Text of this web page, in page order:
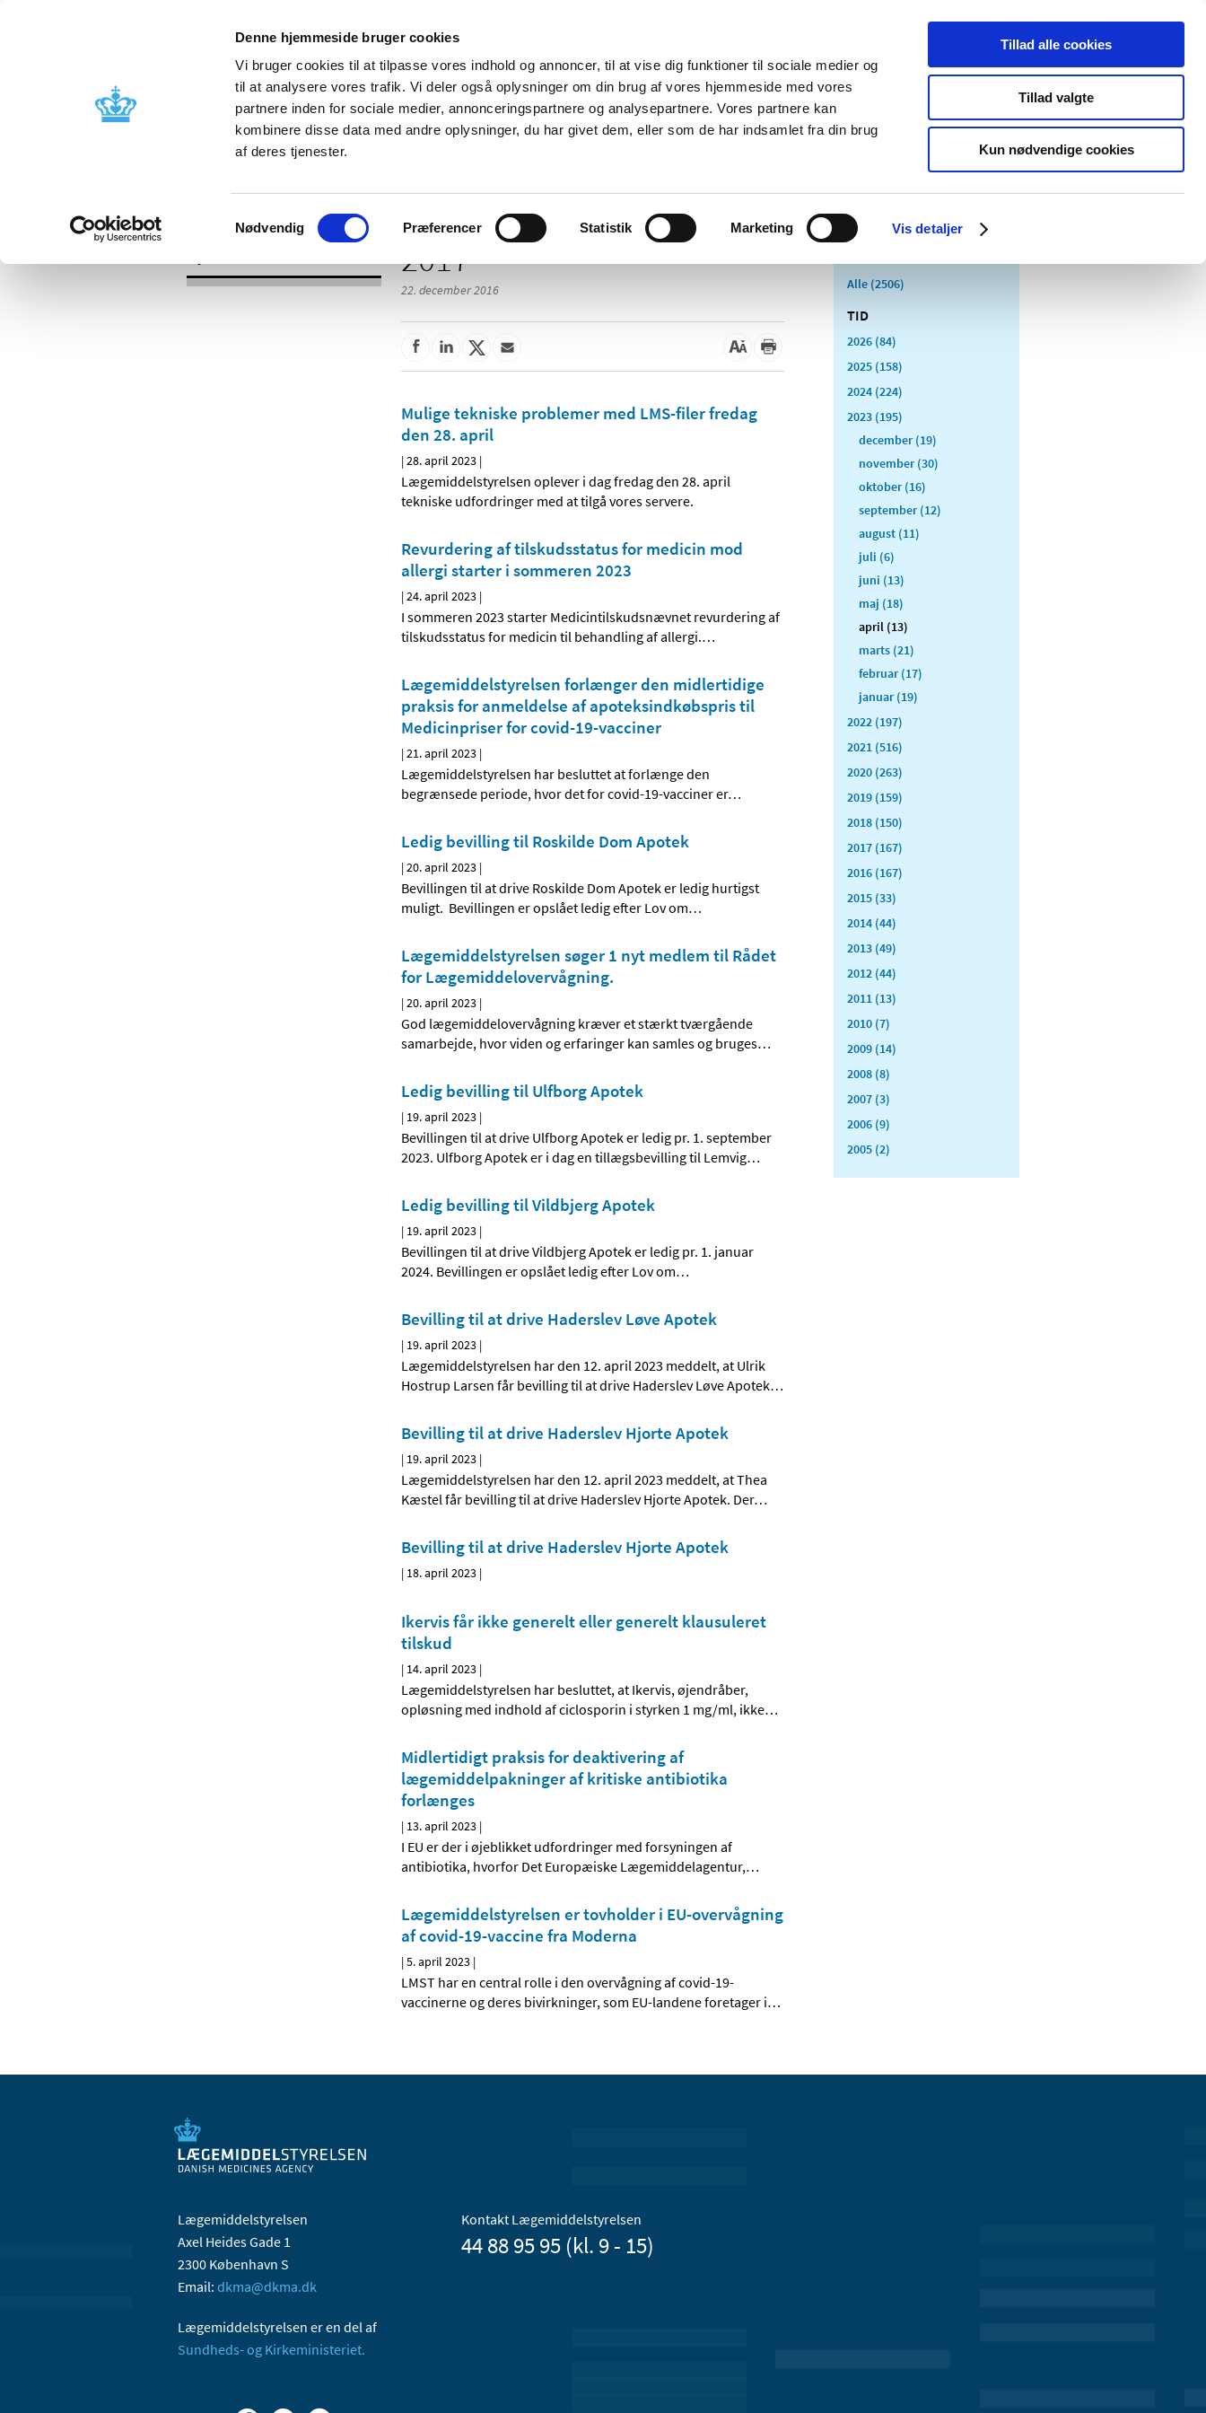
Denne hjemmeside bruger cookies
Vi bruger cookies til at tilpasse vores indhold og annoncer, til at vise dig funktioner til sociale medier og
til at analysere vores trafik. Vi deler også oplysninger om din brug af vores hjemmeside med vores
partnere inden for sociale medier, annonceringspartnere og analysepartnere. Vores partnere kan
kombinere disse data med andre oplysninger, du har givet dem, eller som de har indsamlet fra din brug
af deres tjenester.
Samtykkevalg
Nødvendig Præferencer Statistik Marketing Vis detaljer
Tillad alle cookies
Tillad valgte
Kun nødvendige cookies
Nyheder Om os Kontakt Udgivelser
Godkendelse og
Bivirkninger og
produktinformation
Tilskud og
Apoteker og salg af
Medicinsk
Særlige
produktområder
2017
22. december 2016
Mulige tekniske problemer med LMS-filer fredag
den 28. april
|28. april 2023 |
Lægemiddelstyrelsen oplever i dag fredag den 28. april
tekniske udfordringer med at tilgå vores servere.
Revurdering af tilskudsstatus for medicin mod
allergi starter i sommeren 2023
|24. april 2023 |
I sommeren 2023 starter Medicintilskudsnævnet revurdering af
tilskudsstatus for medicin til behandling af allergi.…
Lægemiddelstyrelsen forlænger den midlertidige
praksis for anmeldelse af apoteksindkøbspris til
Medicinpriser for covid-19-vacciner
|21. april 2023 |
Lægemiddelstyrelsen har besluttet at forlænge den
begrænsede periode, hvor det for covid-19-vacciner er…
Ledig bevilling til Roskilde Dom Apotek
|20. april 2023 |
Bevillingen til at drive Roskilde Dom Apotek er ledig hurtigst
muligt. Bevillingen er opslået ledig efter Lov om…
Lægemiddelstyrelsen søger 1 nyt medlem til Rådet
for Lægemiddelovervågning.
|20. april 2023 |
God lægemiddelovervågning kræver et stærkt tværgående
samarbejde, hvor viden og erfaringer kan samles og bruges…
Ledig bevilling til Ulfborg Apotek
| 19. april 2023 |
Bevillingen til at drive Ulfborg Apotek er ledig pr. 1. september
2023. Ulfborg Apotek er i dag en tillægsbevilling til Lemvig…
Ledig bevilling til Vildbjerg Apotek
| 19. april 2023 |
Bevillingen til at drive Vildbjerg Apotek er ledig pr. 1. januar
2024. Bevillingen er opslået ledig efter Lov om…
Bevilling til at drive Haderslev Løve Apotek
| 19. april 2023 |
Lægemiddelstyrelsen har den 12. april 2023 meddelt, at Ulrik
Hostrup Larsen får bevilling til at drive Haderslev Løve Apotek…
Bevilling til at drive Haderslev Hjorte Apotek
| 19. april 2023 |
Lægemiddelstyrelsen har den 12. april 2023 meddelt, at Thea
Kæstel får bevilling til at drive Haderslev Hjorte Apotek. Der…
Bevilling til at drive Haderslev Hjorte Apotek
| 18. april 2023 |
Ikervis får ikke generelt eller generelt klausuleret
tilskud
| 14. april 2023 |
Lægemiddelstyrelsen har besluttet, at Ikervis, øjendråber,
opløsning med indhold af ciclosporin i styrken 1 mg/ml, ikke…
Midlertidigt praksis for deaktivering af
lægemiddelpakninger af kritiske antibiotika
forlænges
| 13. april 2023 |
I EU er der i øjeblikket udfordringer med forsyningen af
antibiotika, hvorfor Det Europæiske Lægemiddelagentur,…
Lægemiddelstyrelsen er tovholder i EU-overvågning
af covid-19-vaccine fra Moderna
|5. april 2023 |
LMST har en central rolle i den overvågning af covid-19-
vaccinerne og deres bivirkninger, som EU-landene foretager i…
Alle (2506)
TID
2026 (84)
2025 (158)
2024 (224)
2023 (195)
december (19)
november (30)
oktober (16)
september (12)
august (11)
juli (6)
juni (13)
maj (18)
april (13)
marts (21)
februar (17)
januar (19)
2022 (197)
2021 (516)
2020 (263)
2019 (159)
2018 (150)
2017 (167)
2016 (167)
2015 (33)
2014 (44)
2013 (49)
2012 (44)
2011 (13)
2010 (7)
2009 (14)
2008 (8)
2007 (3)
2006 (9)
2005 (2)
Lægemiddelstyrelsen
Axel Heides Gade 1
2300 København S
Email: dkma@dkma.dk
Lægemiddelstyrelsen er en del af
Sundheds- og Kirkeministeriet.
Kontakt Lægemiddelstyrelsen
44 88 95 95 (kl. 9 - 15)